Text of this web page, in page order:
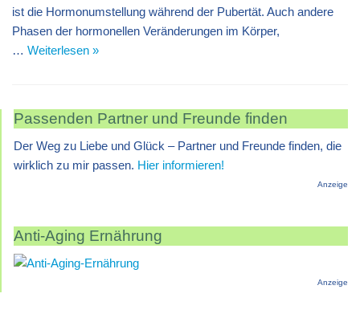
ist die Hormonumstellung während der Pubertät. Auch andere
Phasen der hormonellen Veränderungen im Körper,
… Weiterlesen »
Passenden Partner und Freunde finden
Der Weg zu Liebe und Glück – Partner und Freunde finden, die
wirklich zu mir passen. Hier informieren!
Anzeige
Anti-Aging Ernährung
Anzeige